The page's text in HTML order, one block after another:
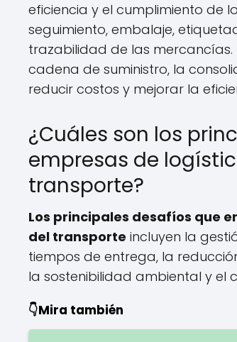
eficiencia y el cumplimiento de
seguimiento, embalaje,
trazabilidad de las mercancías.
cadena de suministro, la
reducir costos y mejorar la
¿Cuáles son los
empresas de
transporte?
Los principales desafíos que
del transporte incluyen la
tiempos de entrega, la
la sostenibilidad ambiental y el
👇Mira también